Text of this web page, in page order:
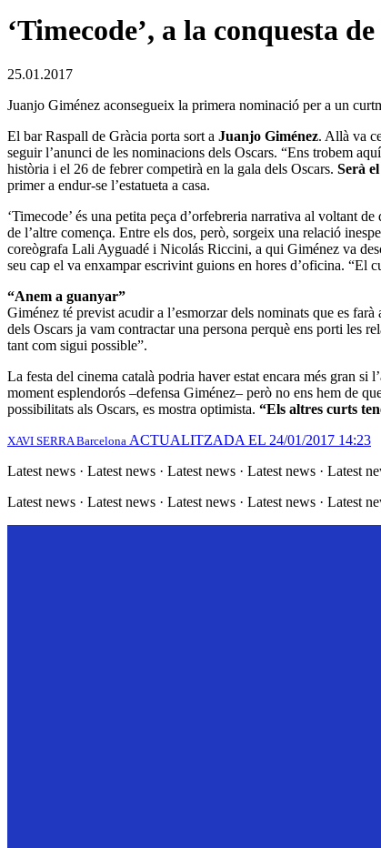
‘Timecode’, a la conquesta
25.01.2017
Juanjo Giménez aconsegueix la primera nominació per a un
El bar Raspall de Gràcia porta sort a Juanjo Giménez. Allà va
seguir l’anunci de les nominacions dels Oscars. “Ens trobem
història i el 26 de febrer competirà en la gala dels Oscars. Serà
primer a endur-se l’estatueta a casa.
‘Timecode’ és una petita peça d’orfebreria narrativa al voltant
de l’altre comença. Entre els dos, però, sorgeix una relació
coreògrafa Lali Ayguadé i Nicolás Riccini, a qui Giménez va
seu cap el va enxampar escrivint guions en hores d’oficina. “El
“Anem a guanyar”
Giménez té previst acudir a l’esmorzar dels nominats que es
dels Oscars ja vam contractar una persona perquè ens porti les
tant com sigui possible”.
La festa del cinema català podria haver estat encara més gran si
moment esplendorós –defensa Giménez– però no ens hem de
possibilitats als Oscars, es mostra optimista. “Els altres curts
XAVI SERRABarcelona ACTUALITZADA EL 24/01/2017 14:23
Latest news · Latest news · Latest news · Latest news · Latest
Latest news · Latest news · Latest news · Latest news · Latest